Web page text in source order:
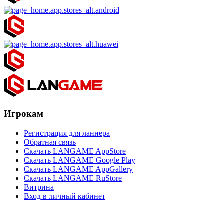
Игрокам
Регистрация для ланнера
Обратная связь
Скачать LANGAME AppStore
Скачать LANGAME Google Play
Скачать LANGAME AppGallery
Скачать LANGAME RuStore
Витрина
Вход в личный кабинет